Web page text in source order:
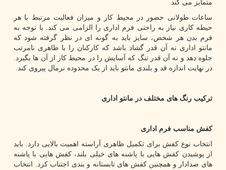
متمایز می کند.
ساعات طولانی حضور در محیط کار و میزان فعالیت مرتبط با هر
حیطه کاری نیاز به راحتی فرم اداری را الزامی می کند. با توجه به
فرم بدن هر شخص، سایز باید به گونه ای در نظر گرفته شود که
مانتو اداری نه آن قدر گشاد باشد که کارکنان را با ظاهری نامرتب
جلوه دهد و نه آن قدر تنگ که آسایش را در محیط کار از آن ها بگیرد.
در نهایت اندازه قد و بلندی مانتو باید از یک محدوده نرمال پیروی کند.
ترکیب رنگ های مختلف در مانتو اداری
کفش مناسب فرم اداری
انتخاب نوع کفش برای تکمیل ظاهری آراسته اهمیت بالایی دارد. باید
از پوشیدن کفش هایی با پاشنه های خیلی بلند، کفش هایی با پاشنه
های صدادار و همچنین کفش های تابستانه و بندی اجتناب کرد. انتخاب